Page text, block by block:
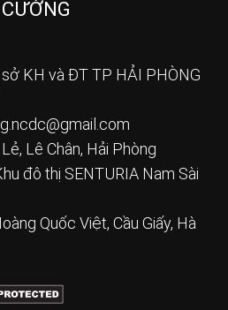
KH và ĐT TP HẢI PHÒNG
Lê Chân, Hải Phòng
đô thị SENTURIA Nam Sài
Quốc Việt, Cầu Giấy, Hà